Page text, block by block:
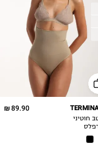
89.90 ₪
חוטיני